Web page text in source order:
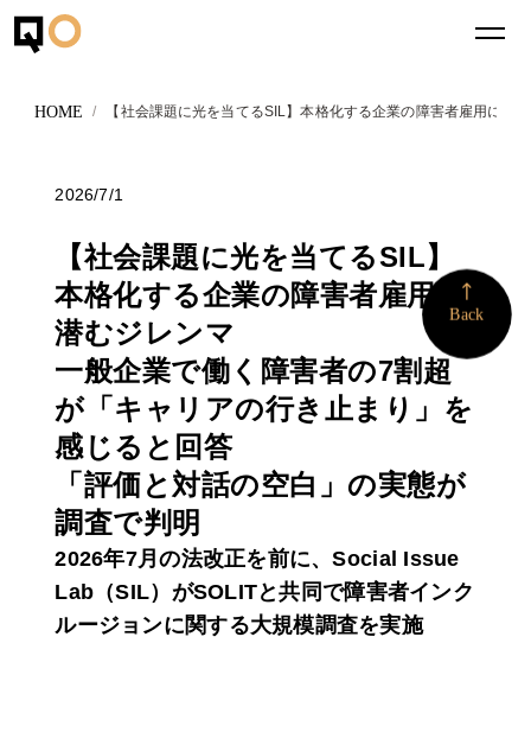
More
Back
【社会課題に光を当てるSIL】本格化する企業の障害者雇用に
2026/7/1
【社会課題に光を当てるSIL】
本格化する企業の障害者雇用に
潜むジレンマ
一般企業で働く障害者の7割超
が「キャリアの行き止まり」を
感じると回答
「評価と対話の空白」の実態が
調査で判明
2026年7月の法改正を前に、Social Issue
Lab（SIL）がSOLITと共同で障害者インク
ルージョンに関する大規模調査を実施